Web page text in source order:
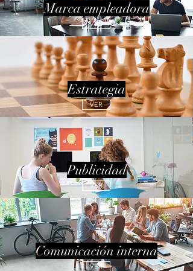
Marca empleadora
VER
Estrategia
VER
Publicidad
VER
Comunicación interna
VER